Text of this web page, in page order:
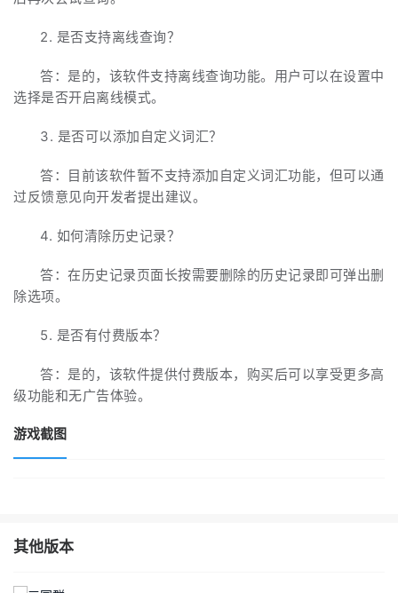
2. 是否支持离线查询？
答：是的，该软件支持离线查询功能。用户可以在设置中
选择是否开启离线模式。
3. 是否可以添加自定义词汇？
答：目前该软件暂不支持添加自定义词汇功能，但可以通
过反馈意见向开发者提出建议。
4. 如何清除历史记录？
答：在历史记录页面长按需要删除的历史记录即可弹出删
除选项。
5. 是否有付费版本？
答：是的，该软件提供付费版本，购买后可以享受更多高
级功能和无广告体验。
游戏截图
其他版本